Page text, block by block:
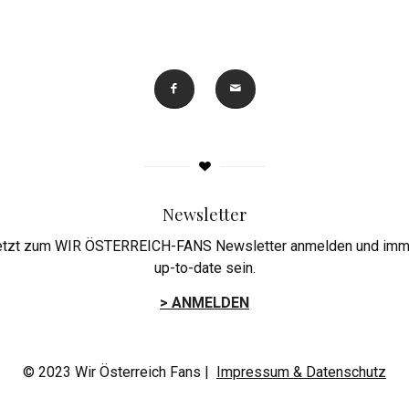
Newsletter
zum WIR ÖSTERREICH-FANS Newsletter anmelden und
up-to-date sein.
> ANMELDEN
© 2023 Wir Österreich Fans | Impressum & Datenschutz